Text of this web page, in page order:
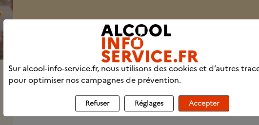
Sur alcool-info-service.fr, nous utilisons des cookies et d’autres
pour optimiser nos campagnes de prévention.
Refuser Réglages Accepter